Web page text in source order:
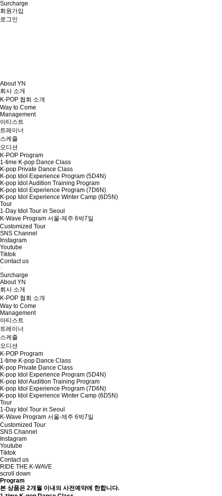
Surcharge
회원가입
로그인
About YN
회사 소개
K-POP 협회 소개
Way to Come
Management
아티스트
트레이너
스케쥴
오디션
K-POP Program
1-time K-pop Dance Class
K-pop Private Dance Class
K-pop Idol Experience Program (5D4N)
K-pop Idol Audition Training Program
K-pop Idol Experience Program (7D6N)
K-pop Idol Experience Winter Camp (6D5N)
Tour
1-Day Idol Tour in Seoul
K-Wave Program 서울-제주 6박7일
Customized Tour
SNS Channel
Instagram
Youtube
Tiktok
Contact us
Surcharge
About YN
회사 소개
K-POP 협회 소개
Way to Come
Management
아티스트
트레이너
스케쥴
오디션
K-POP Program
1-time K-pop Dance Class
K-pop Private Dance Class
K-pop Idol Experience Program (5D4N)
K-pop Idol Audition Training Program
K-pop Idol Experience Program (7D6N)
K-pop Idol Experience Winter Camp (6D5N)
Tour
1-Day Idol Tour in Seoul
K-Wave Program 서울-제주 6박7일
Customized Tour
SNS Channel
Instagram
Youtube
Tiktok
Contact us
RIDE THE K-WAVE
scroll down
Program
본 상품은 2개월 이내의 사전예약에 한합니다.